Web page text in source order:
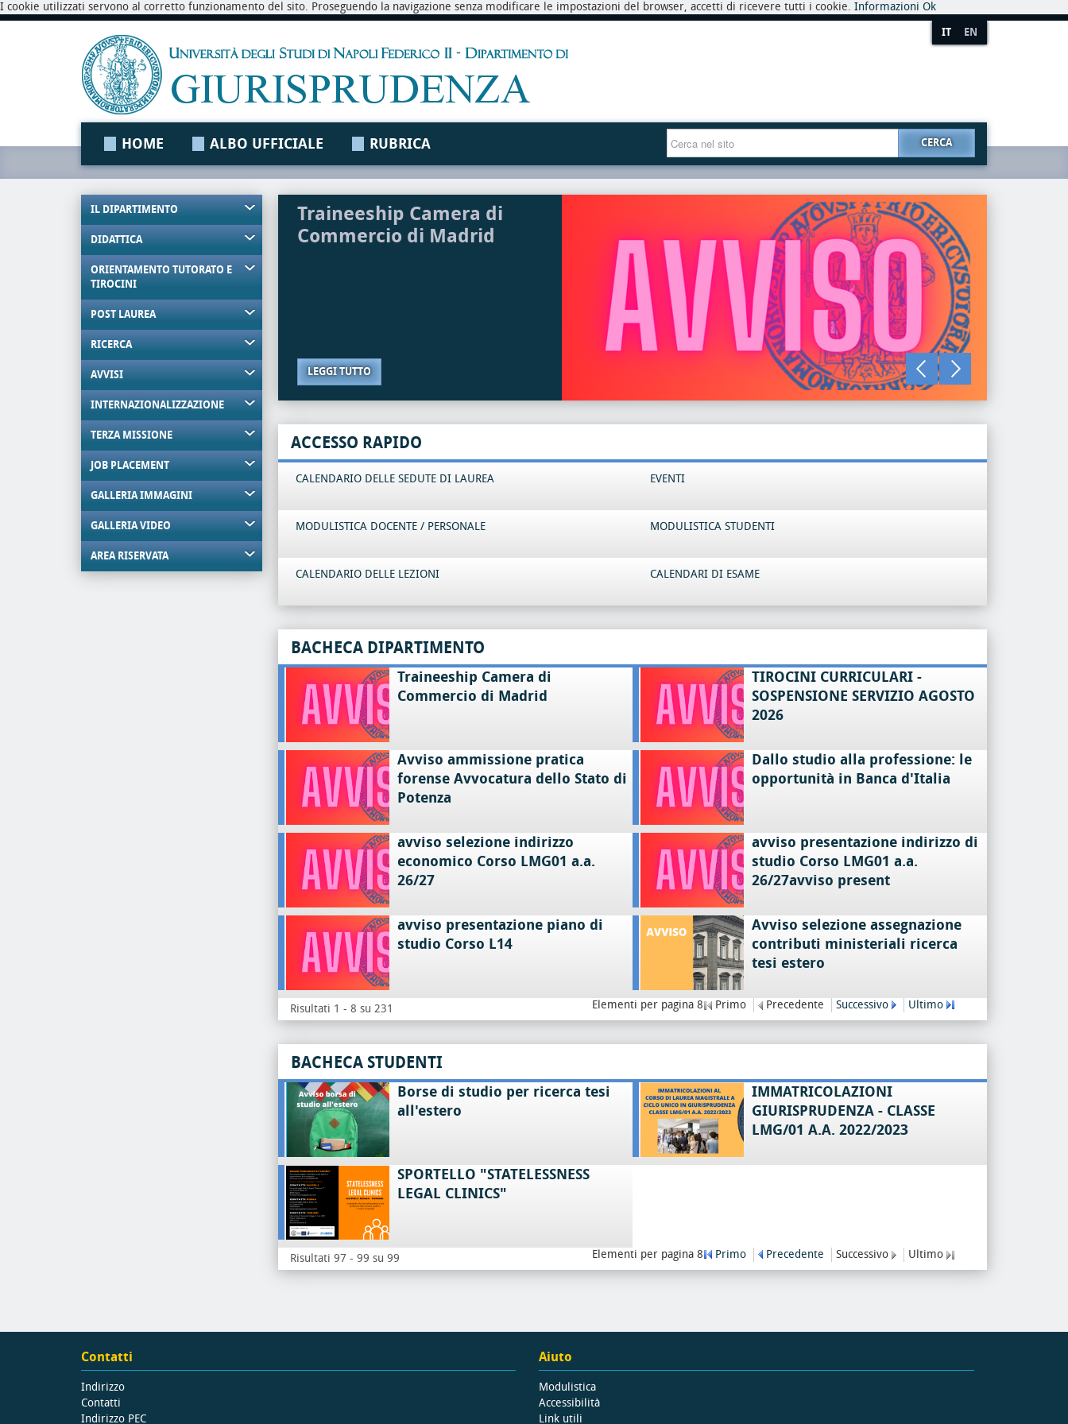
I cookie utilizzati servono al corretto funzionamento del sito. Proseguendo la navigazione senza modificare le impostazioni del browser, accetti di ricevere tutti i cookie. Informazioni Ok
IT EN
HOME ALBO UFFICIALE RUBRICA CERCA
IL DIPARTIMENTO
DIDATTICA
ORIENTAMENTO TUTORATO E
TIROCINI
POST LAUREA
RICERCA
AVVISI
INTERNAZIONALIZZAZIONE
TERZA MISSIONE
JOB PLACEMENT
GALLERIA IMMAGINI
GALLERIA VIDEO
AREA RISERVATA
Traineeship Camera di
Commercio di Madrid
LEGGI TUTTO
ACCESSO RAPIDO
CALENDARIO DELLE SEDUTE DI LAUREA EVENTI
MODULISTICA DOCENTE / PERSONALE MODULISTICA STUDENTI
CALENDARIO DELLE LEZIONI CALENDARI DI ESAME
BACHECA DIPARTIMENTO
Traineeship Camera di
Commercio di Madrid
TIROCINI CURRICULARI -
SOSPENSIONE SERVIZIO AGOSTO
2026
Avviso ammissione pratica
forense Avvocatura dello Stato di
Potenza
Dallo studio alla professione: le
opportunità in Banca d'Italia
avviso selezione indirizzo
economico Corso LMG01 a.a.
26/27
avviso presentazione indirizzo di
studio Corso LMG01 a.a.
26/27avviso present
avviso presentazione piano di
studio Corso L14
Avviso selezione assegnazione
contributi ministeriali ricerca
tesi estero
Risultati 1 - 8 su 231 Elementi per pagina 8 Primo Precedente Successivo Ultimo
BACHECA STUDENTI
Borse di studio per ricerca tesi
all'estero
IMMATRICOLAZIONI
GIURISPRUDENZA - CLASSE
LMG/01 A.A. 2022/2023
SPORTELLO "STATELESSNESS
LEGAL CLINICS"
Risultati 97 - 99 su 99 Elementi per pagina 8 Primo Precedente Successivo Ultimo
Contatti
Indirizzo
Contatti
Indirizzo PEC
Aiuto
Modulistica
Accessibilità
Link utili